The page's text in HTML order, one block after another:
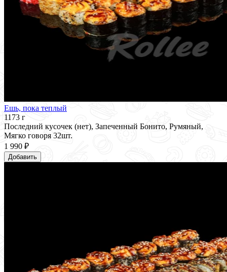
Ешь, пока теплый
1173 г
Последний кусочек (нет), Запеченный Бонито, Румяный,
Мягко говоря 32шт.
1 990 ₽
Добавить